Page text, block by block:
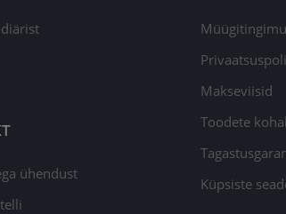
ühendust
Makseviisid
Toodete
Küpsiste